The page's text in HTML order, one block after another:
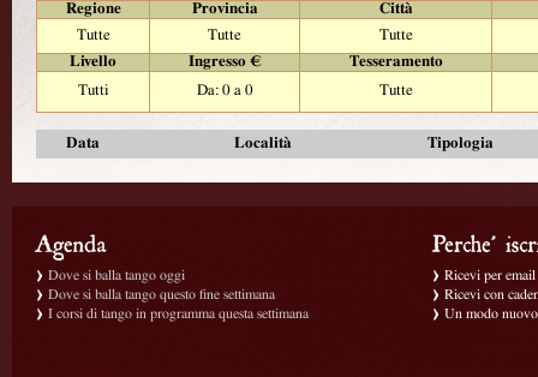
Regione
Provincia
Città
Tutte
Tutte
Tutte
Livello
Ingresso €
Tesseramento
Tutti
Da: 0 a 0 Tutte
Data Località Tipologia
Dove si balla tango oggi
Dove si balla tango questo fine settimana
I corsi di tango in programma questa settimana
Ricevi per
Ricevi con
Un modo